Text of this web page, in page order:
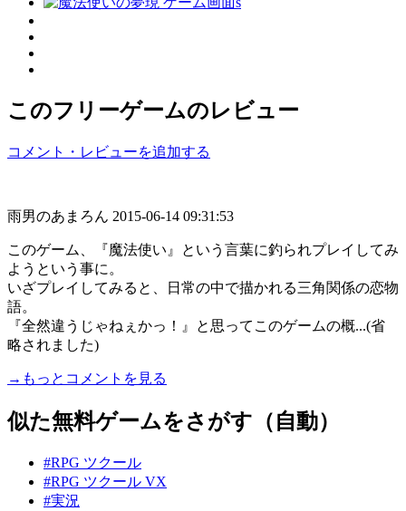
このフリーゲームのレビュー
コメント・レビューを追加する
雨男のあまろん 2015-06-14 09:31:53
このゲーム、『魔法使い』という言葉に釣られプレイしてみ
ようという事に。
いざプレイしてみると、日常の中で描かれる三角関係の恋物
語。
『全然違うじゃねぇかっ！』と思ってこのゲームの概...(省
略されました)
→もっとコメントを見る
似た無料ゲームをさがす（自動）
#RPG ツクール
#RPG ツクール VX
#実況